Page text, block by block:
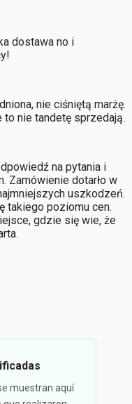
dostawa no i
nie ciśniętą marżę.
nie tandetę sprzedają.
na pytania i
Zamówienie dotarło w
uszkodzeń.
takiego poziomu cen.
gdzie się wie, że
muestran aquí